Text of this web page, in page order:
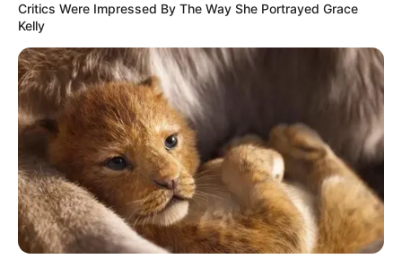
01:21 / 03 Yanvar 2026 В МИРЕ
Зеленский представил нового кандидата
на пост министра обороны Украины
2046 0
Critics Were Impressed By The Way She Portrayed Grace
Kelly